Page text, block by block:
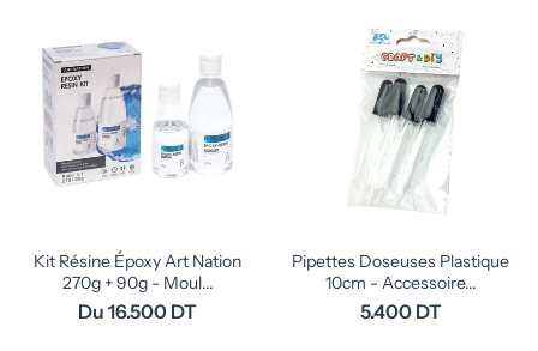
Kit Résine Époxy Art Nation
270g + 90g - Moul...
Du 16.500 DT
Pipettes Doseuses Plastique
10cm - Accessoire...
5.400 DT